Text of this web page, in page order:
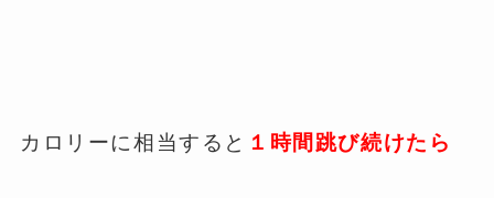
カロリーに相当すると １時間跳び続けたら